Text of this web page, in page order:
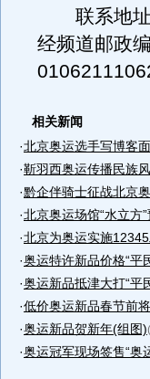
联系地址
经频道邮政
相关新闻
·北京奥运选手写博客
·靳羽西奥运传播民族
·黔企伴骑士征战北京
·北京奥运场馆“水立方
·北京为奥运实施
·奥运特许新品价格“平
·奥运新品抵津大打“平
·低价奥运新品春节前
·奥运新品贺新年(组图)
·奥运冠军现场签售“奥